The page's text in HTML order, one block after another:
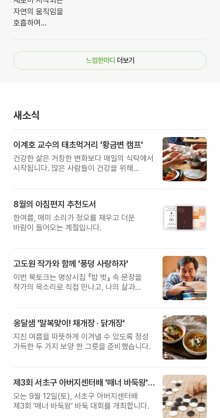
자연의 움직임을
호흡하며...
느낌한마디 더보기
새소식
이계호 교수의 태초먹거리 '황금변 캠프'
건강한 삶은 거창한 변화보다 매일의 식탁에서
시작됩니다. 많은 사람들이 건강을 위해
받은 이계호 교수와 함께하는 태초먹거리
황금변 캠프
8월의 아침편지 추천도서
한여름, 매미 소리가 정오를 채우고 더운
바람이 들어오는 계절입니다.
고도원 작가와 함께 '풍덩 사랑하자'
이번 북토크는 명상시집 『밥 벗』 속 문장을
작가의 목소리로 직접 만나고, 나의 삶과
옹달샘 '말복맞이! 채개장 · 닭개장'
지친 여름을 따뜻하게 이겨낼 수 있도록 정성
가득한 두 가지 보양 한 그릇을 준비했습니다.
제3회 서초구 아버지센터배 '매너 바둑왕' 대회
오는 9월 12일(토), 서초구 아버지센터배
제3회 '매너 바둑왕' 바둑 대회를 개최합니다.